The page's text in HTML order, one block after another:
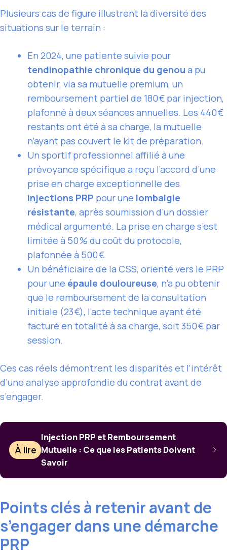
Plusieurs cas de figure illustrent la diversité des
situations sur le terrain :
En 2024, une patiente suivie pour
tendinopathie chronique du genou a pu
obtenir, via sa mutuelle premium, un
remboursement partiel de 180 € par injection,
plafonné à deux séances annuelles. Les 440 €
restants ont été à sa charge, la mutuelle
n’ayant pas couvert le kit de préparation.
Un sportif professionnel affilié à une
prévoyance spécifique a reçu l’accord d’une
prise en charge exceptionnelle des
injections PRP pour une lombalgie
résistante, après soumission d’un dossier
médical argumenté. La prise en charge s’est
limitée à 50 % du coût du protocole,
plafonnée à 500 €.
Un bénéficiaire de la CSS, orienté vers le PRP
pour une épaule douloureuse, n’a pu obtenir
que le remboursement de la consultation
initiale (23 €), l’acte technique ayant été
facturé en totalité à sa charge, soit 350 € par
session.
Ces cas réels démontrent les disparités et l’intérêt
d’une analyse approfondie du contrat avant de
s’engager.
À lire
Injection PRP et Remboursement
Mutuelle : Ce que les Patients Doivent
Savoir
Points clés à retenir avant de
s’engager dans une démarche
PRP